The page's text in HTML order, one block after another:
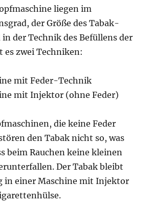
liegen im
der Größe des Tabak-
in der Technik des Befüllens der
es zwei Techniken:
mit Feder-Technik
mit Injektor (ohne Feder)
die keine Feder
den Tabak nicht so, was
beim Rauchen keine kleinen
Der Tabak bleibt
in einer Maschine mit Injektor